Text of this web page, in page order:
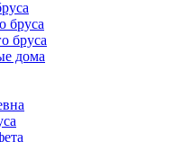
бруса
бруса
дома